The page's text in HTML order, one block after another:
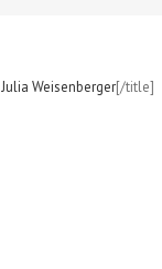
Julia Weisenberger[/title]